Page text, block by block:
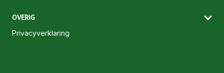
OVERIG
Privacyverklaring